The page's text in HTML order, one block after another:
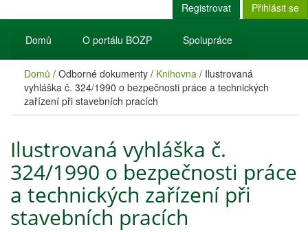
Registrovat Přihlásit se
Domů O portálu BOZP Spolupráce
Domů / Odborné dokumenty / Knihovna / Ilustrovaná
vyhláška č. 324/1990 o bezpečnosti práce a technických
zařízení při stavebních pracích
Ilustrovaná vyhláška č.
324/1990 o bezpečnosti práce
a technických zařízení při
stavebních pracích